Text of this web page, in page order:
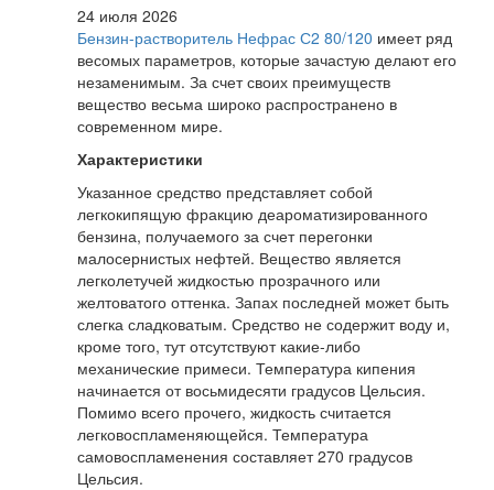
24 июля 2026
Бензин-растворитель Нефрас С2 80/120 имеет ряд
весомых параметров, которые зачастую делают его
незаменимым. За счет своих преимуществ
вещество весьма широко распространено в
современном мире.
Характеристики
Указанное средство представляет собой
легкокипящую фракцию деароматизированного
бензина, получаемого за счет перегонки
малосернистых нефтей. Вещество является
легколетучей жидкостью прозрачного или
желтоватого оттенка. Запах последней может быть
слегка сладковатым. Средство не содержит воду и,
кроме того, тут отсутствуют какие-либо
механические примеси. Температура кипения
начинается от восьмидесяти градусов Цельсия.
Помимо всего прочего, жидкость считается
легковоспламеняющейся. Температура
самовоспламенения составляет 270 градусов
Цельсия.